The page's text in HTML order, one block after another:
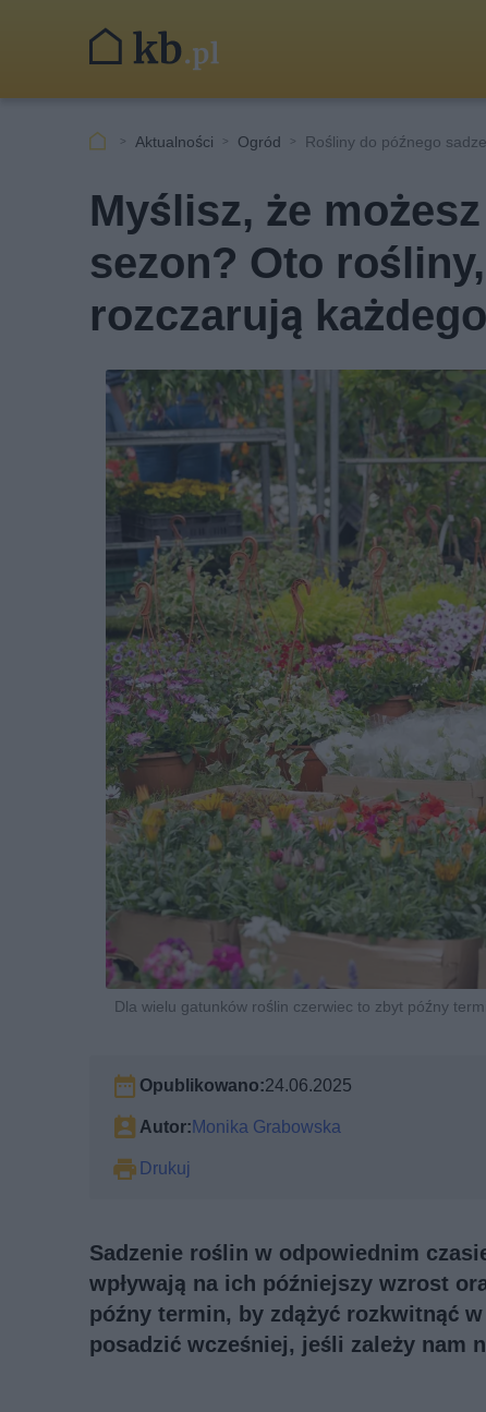
Aktualności Ogród Rośliny do późnego
Myślisz, że
sezon? Oto
rozczarują każdego
Dla wielu gatunków roślin czerwiec to zbyt późny
Opublikowano:24.06.2025
Autor:Monika Grabowska
Drukuj
Sadzenie roślin w odpowiednim
wpływają na ich późniejszy wzrost
późny termin, by zdążyć rozkwitnąć
posadzić wcześniej, jeśli zależy nam